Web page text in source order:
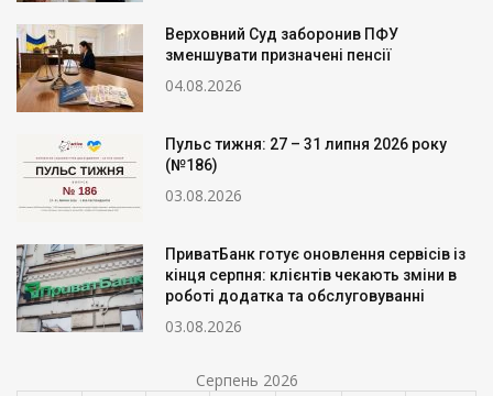
Верховний Суд заборонив ПФУ
зменшувати призначені пенсії
04.08.2026
Пульс тижня: 27 – 31 липня 2026 року
(№186)
03.08.2026
ПриватБанк готує оновлення сервісів із
кінця серпня: клієнтів чекають зміни в
роботі додатка та обслуговуванні
03.08.2026
Серпень 2026